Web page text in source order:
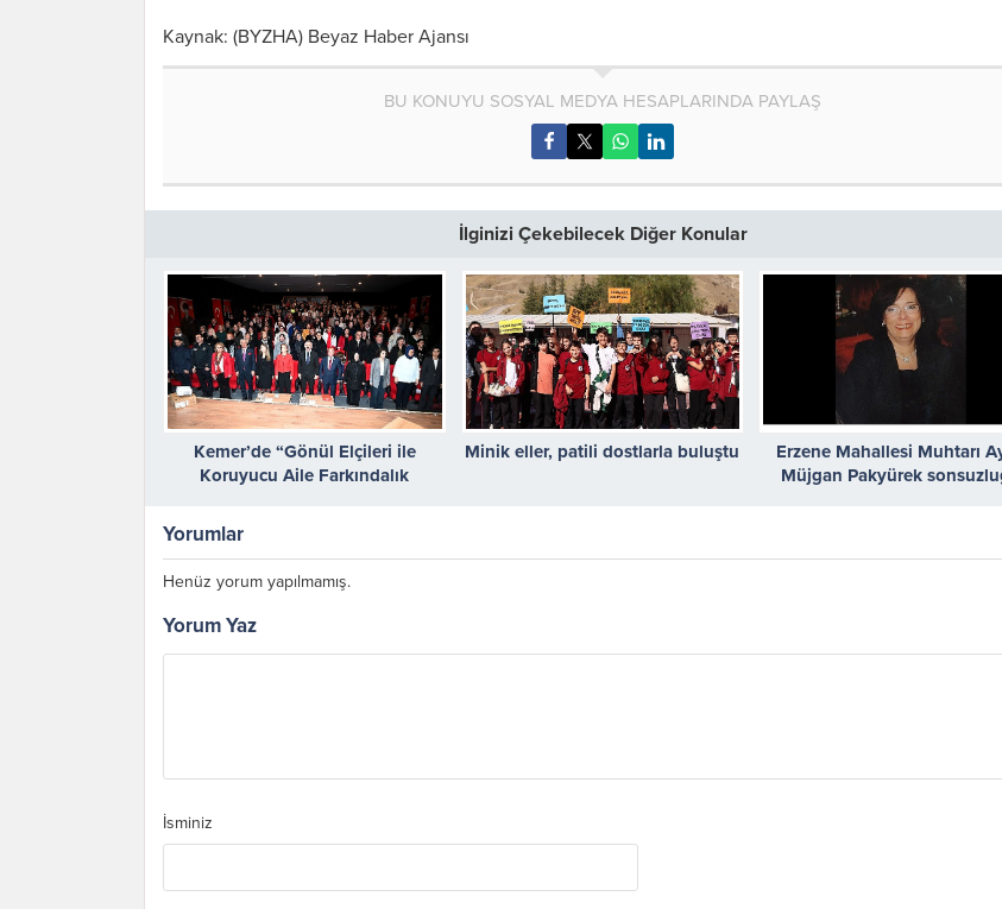
Kaynak: (BYZHA) Beyaz Haber Ajansı
BU KONUYU SOSYAL MEDYA HESAPLARINDA PAYLAŞ
İlginizi Çekebilecek Diğer Konular
Kemer’de “Gönül Elçileri ile
Koruyucu Aile Farkındalık
Minik eller, patili dostlarla buluştu
Erzene Mahallesi Muhtarı
Müjgan Pakyürek
Yorumlar
Henüz yorum yapılmamış.
Yorum Yaz
İsminiz